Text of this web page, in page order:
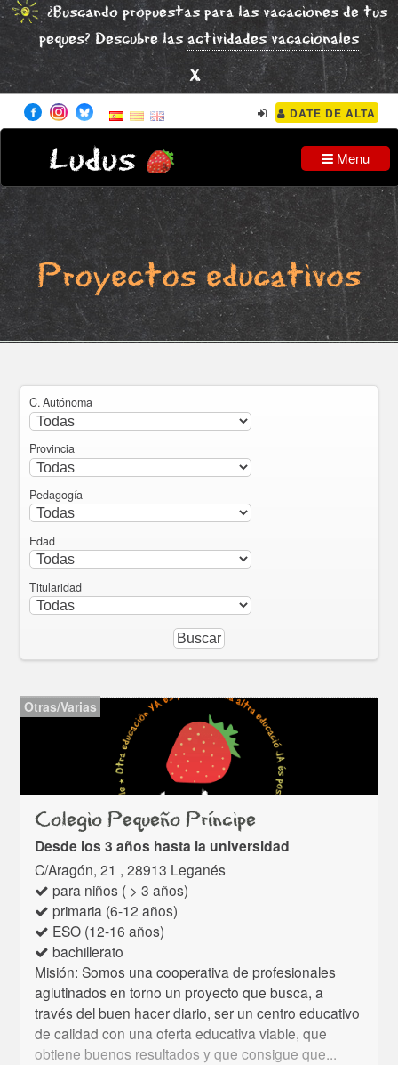
¿Buscando propuestas para las vacaciones de tus
peques? Descubre lasactividades vacacionales
x
DATE DE ALTA
Ludus Menu
Proyectos educativos
C. Autónoma
Provincia
Pedagogía
Edad
Titularidad
Otras/Varias
Colegio Pequeño Príncipe
Desde los 3 años hasta la universidad
C/Aragón, 21 , 28913 Leganés
para niños ( > 3 años)
primaria (6-12 años)
ESO (12-16 años)
bachillerato
Misión: Somos una cooperativa de profesionales
aglutinados en torno un proyecto que busca, a
través del buen hacer diario, ser un centro educativo
de calidad con una oferta educativa viable, que
obtiene buenos resultados y que consigue que...